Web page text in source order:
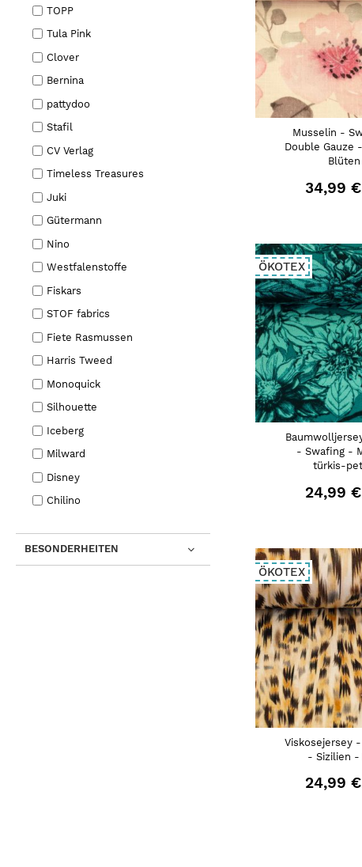
Musselin -
Double Gauze
Blüten
34,99 €
ÖKOTEX
- Swafing -
türkis-
24,99 €
ÖKOTEX
Viskosejersey
- Sizilien -
24,99 €
TOPP
Tula Pink
Clover
Bernina
pattydoo
Stafil
CV Verlag
Timeless Treasures
Juki
Gütermann
Nino
Westfalenstoffe
Fiskars
STOF fabrics
Fiete Rasmussen
Harris Tweed
Monoquick
Silhouette
Iceberg
Milward
Disney
Chilino
BESONDERHEITEN